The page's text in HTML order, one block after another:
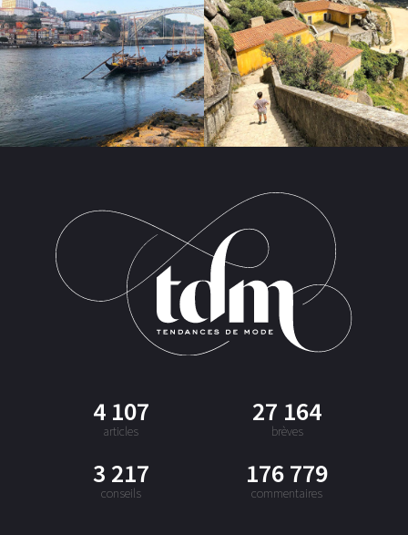
4 107
articles
27 164
brèves
3 217
conseils
176 779
commentaires